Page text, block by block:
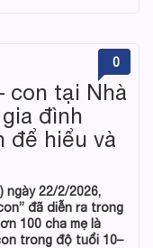
0
con tại Nhà
đình
để hiểu và
ngày 22/2/2026,
đã diễn ra trong
100 cha mẹ là
trong độ tuổi 10–